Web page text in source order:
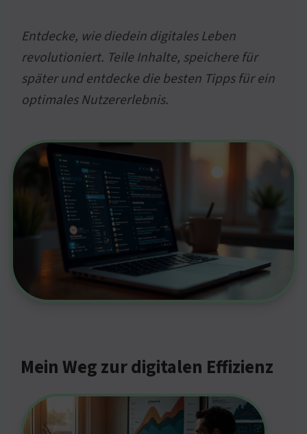
Entdecke, wie diedein digitales Leben
revolutioniert. Teile Inhalte, speichere für
später und entdecke die besten Tipps für ein
optimales Nutzererlebnis.
Mein Weg zur digitalen Effizienz